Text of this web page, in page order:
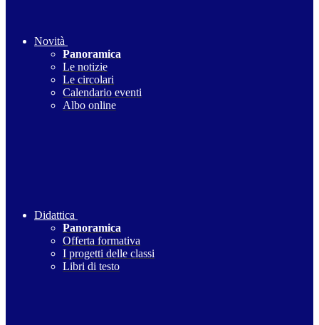
Novità
Panoramica
Le notizie
Le circolari
Calendario eventi
Albo online
Didattica
Panoramica
Offerta formativa
I progetti delle classi
Libri di testo